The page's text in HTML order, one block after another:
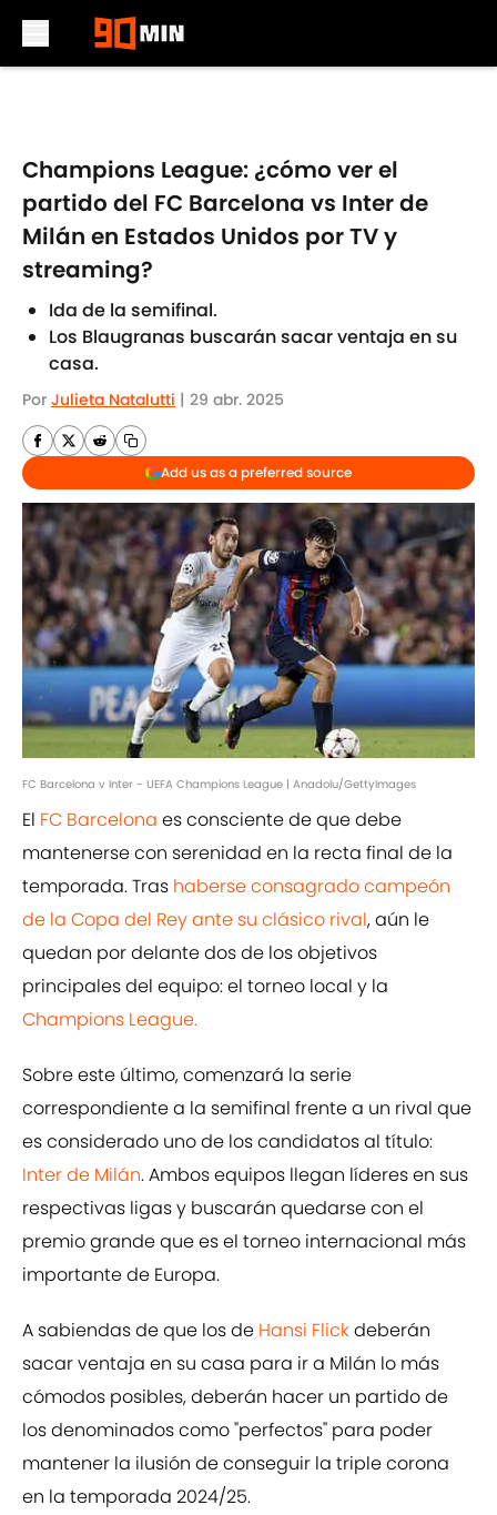
Champions League: ¿cómo ver el
partido del FC Barcelona vs Inter de
Milán en Estados Unidos por TV y
streaming?
Ida de la semifinal.
Los Blaugranas buscarán sacar ventaja en su
casa.
Por Julieta Natalutti | 29 abr. 2025
Add us as a preferred source
FC Barcelona v Inter - UEFA Champions League | Anadolu/GettyImages
El FC Barcelona es consciente de que debe
mantenerse con serenidad en la recta final de la
temporada. Tras haberse consagrado campeón
de la Copa del Rey ante su clásico rival, aún le
quedan por delante dos de los objetivos
principales del equipo: el torneo local y la
Champions League.
Sobre este último, comenzará la serie
correspondiente a la semifinal frente a un rival que
es considerado uno de los candidatos al título:
Inter de Milán. Ambos equipos llegan líderes en sus
respectivas ligas y buscarán quedarse con el
premio grande que es el torneo internacional más
importante de Europa.
A sabiendas de que los de Hansi Flickdeberán
sacar ventaja en su casa para ir a Milán lo más
cómodos posibles, deberán hacer un partido de
los denominados como "perfectos" para poder
mantener la ilusión de conseguir la triple corona
en la temporada 2024/25.